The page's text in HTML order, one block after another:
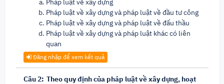
Pháp luật về xây dựng
Pháp luật về xây dựng và pháp luật về đầu tư công
Pháp luật về xây dựng và pháp luật về đấu thầu
Pháp luật về xây dựng và pháp luật khác có liên
quan
Đăng nhập để xem kết quả
Câu 2: Theo quy định của pháp luật về xây dựng, hoạt